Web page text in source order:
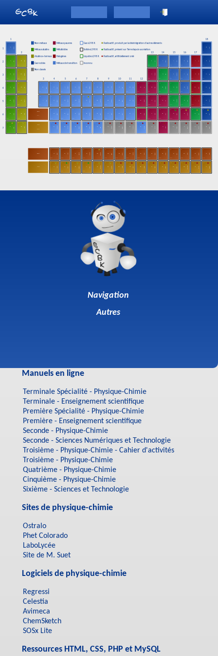
Navigation
Autres
Manuels en ligne
Terminale Spécialité - Physique-Chimie
Terminale - Enseignement scientifique
Première Spécialité - Physique-Chimie
Première - Enseignement scientifique
Seconde - Physique-Chimie
Seconde - Sciences Numériques et Technologie
Troisième - Physique-Chimie - Cahier d'activités
Troisième - Physique-Chimie
Quatrième - Physique-Chimie
Cinquième - Physique-Chimie
Sixième - Sciences et Technologie
Sites de physique-chimie
Ostralo
Phet Colorado
LaboLycée
Site de M. Suet
Logiciels de physique-chimie
Regressi
Celestia
Avimeca
ChemSketch
SOSx Lite
Ressources HTML, CSS, PHP et MySQL